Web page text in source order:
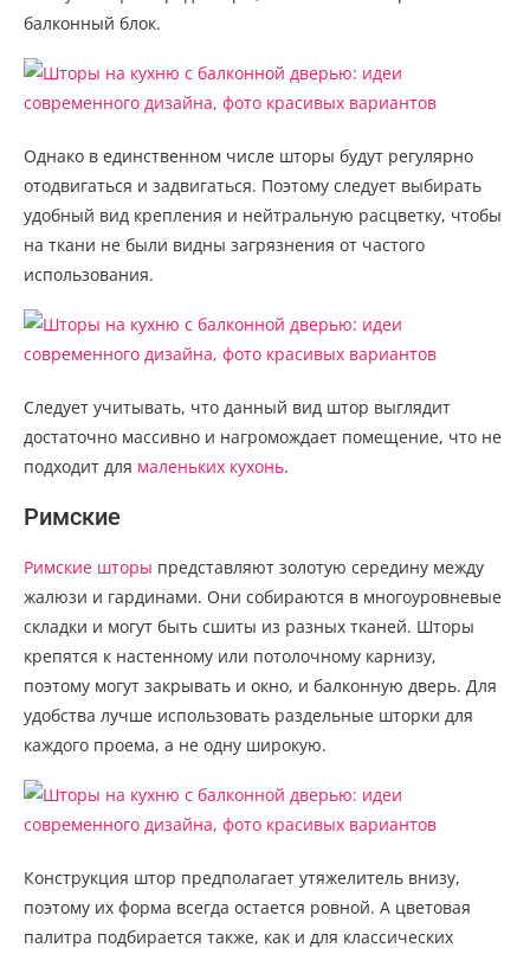
балконный блок.
Однако в единственном числе шторы будут регулярно
отодвигаться и задвигаться. Поэтому следует выбирать
удобный вид крепления и нейтральную расцветку, чтобы
на ткани не были видны загрязнения от частого
использования.
Следует учитывать, что данный вид штор выглядит
достаточно массивно и нагромождает помещение, что не
подходит для маленьких кухонь.
Римские
Римские шторы представляют золотую середину между
жалюзи и гардинами. Они собираются в многоуровневые
складки и могут быть сшиты из разных тканей. Шторы
крепятся к настенному или потолочному карнизу,
поэтому могут закрывать и окно, и балконную дверь. Для
удобства лучше использовать раздельные шторки для
каждого проема, а не одну широкую.
Конструкция штор предполагает утяжелитель внизу,
поэтому их форма всегда остается ровной. А цветовая
палитра подбирается также, как и для классических